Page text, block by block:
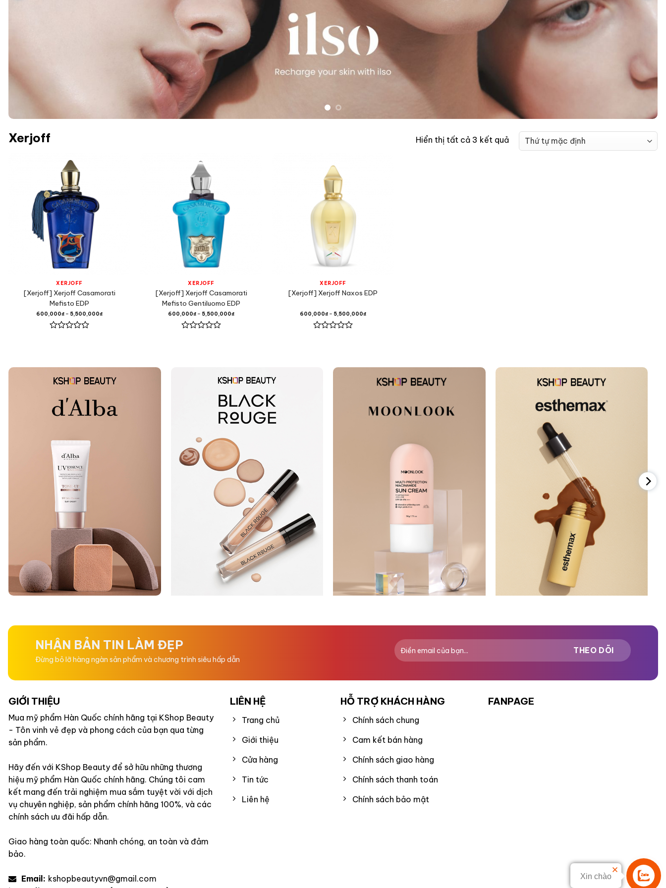
Xerjoff Hiển thị tất cả 3 kết quả
XERJOFF
[Xerjoff] Xerjoff Casamorati
Mefisto EDP
600,000₫ – 5,500,000₫
5
sao
XERJOFF
[Xerjoff] Xerjoff Casamorati
Mefisto Gentiluomo EDP
600,000₫ – 5,500,000₫
XERJOFF
[Xerjoff] Xerjoff Naxos EDP
600,000₫ – 5,500,000₫
Liên hệ
Xin chào
NHẬN BẢN TIN LÀM ĐẸP
Đừng bỏ lỡ hàng ngàn sản phẩm và chương trình siêu hấp dẫn
GIỚI THIỆU
Mua mỹ phẩm Hàn Quốc chính hãng tại KShop Beauty
- Tôn vinh vẻ đẹp và phong cách của bạn qua từng
sản phẩm.
Hãy đến với KShop Beauty để sở hữu những thương
hiệu mỹ phẩm Hàn Quốc chính hãng. Chúng tôi cam
kết mang đến trải nghiệm mua sắm tuyệt vời với dịch
vụ chuyên nghiệp, sản phẩm chính hãng 100%, và các
chính sách ưu đãi hấp dẫn.
Giao hàng toàn quốc: Nhanh chóng, an toàn và đảm
bảo.
Email: kshopbeautyvn@gmail.com
LIÊN HỆ
Trang chủ
Giới thiệu
Cửa hàng
Tin tức
Liên hệ
HỖ TRỢ KHÁCH HÀNG
Chính sách chung
Cam kết bán hàng
Chính sách giao hàng
Chính sách thanh toán
Chính sách bảo mật
FANPAGE